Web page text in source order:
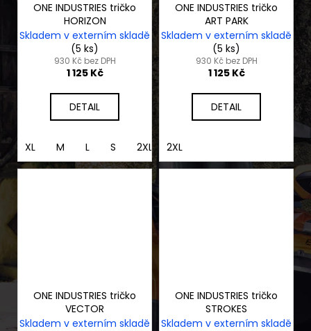
ONE INDUSTRIES tričko
HORIZON
Skladem v externím skladě
(5 ks)
930 Kč bez DPH
1 125 Kč
DETAIL
XL M L S 2XL
ONE INDUSTRIES tričko
ART PARK
Skladem v externím skladě
(5 ks)
930 Kč bez DPH
1 125 Kč
DETAIL
2XL
ONE INDUSTRIES tričko
VECTOR
Skladem v externím skladě
ONE INDUSTRIES tričko
STROKES
Skladem v externím skladě